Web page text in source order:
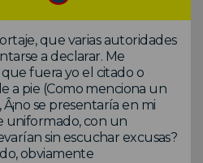
que varias autoridades
a declarar. Me
fuera yo el citado o
a pie (Como menciona un
se presentaría en mi
uniformado, con un
sin escuchar excusas?
obviamente